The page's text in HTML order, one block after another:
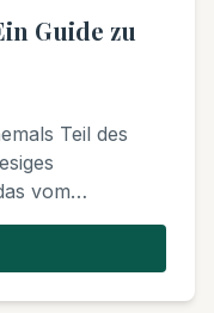
Guide zu
Teil des
vom
wird. Er bietet
Bootsfahrten,
für